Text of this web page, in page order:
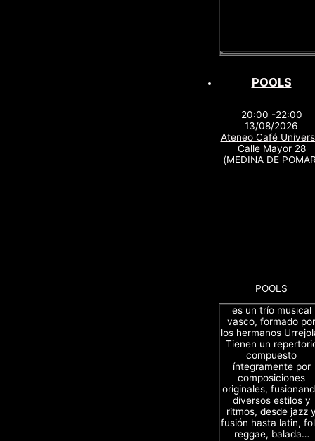
POOLS
20:00 -22:00
13/08/2026
Ateneo Café
Calle Mayor 28
(MEDINA DE
POOLS
es un trío musical
vasco, formado por
los hermanos
Tienen un
compuesto
íntegramente por
composiciones
originales,
diversos estilos y
ritmos, desde jazz
fusión hasta latin,
reggae, balada…